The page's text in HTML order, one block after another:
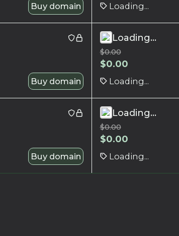
Buy domain Loading...
Buy domain
Loading...
$0.00
$0.00
Loading...
Buy domain
Loading...
$0.00
$0.00
Loading...